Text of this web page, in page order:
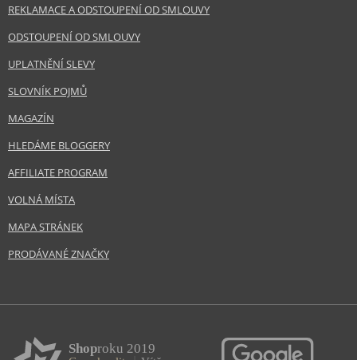
REKLAMACE A ODSTOUPENÍ OD SMLOUVY
ODSTOUPENÍ OD SMLOUVY
UPLATNĚNÍ SLEVY
SLOVNÍK POJMŮ
MAGAZÍN
HLEDÁME BLOGGERY
AFFILIATE PROGRAM
VOLNÁ MÍSTA
MAPA STRÁNEK
PRODÁVANÉ ZNAČKY